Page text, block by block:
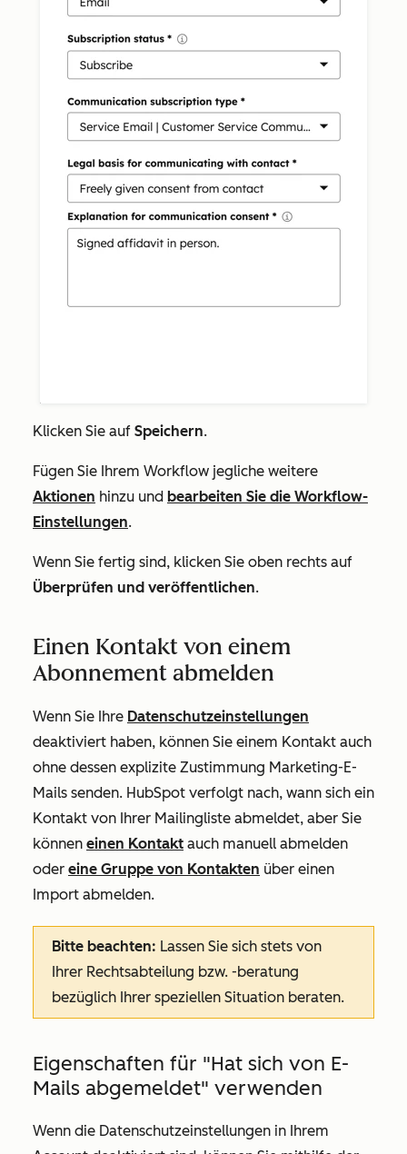
Klicken Sie auf Speichern.
Fügen Sie Ihrem Workflow jegliche weitere
Aktionen hinzu und bearbeiten Sie die Workflow-
Einstellungen.
Wenn Sie fertig sind, klicken Sie oben rechts auf
Überprüfen und veröffentlichen.
Einen Kontakt von einem
Abonnement abmelden
Wenn Sie Ihre Datenschutzeinstellungen
deaktiviert haben, können Sie einem Kontakt auch
ohne dessen explizite Zustimmung Marketing-E-
Mails senden. HubSpot verfolgt nach, wann sich ein
Kontakt von Ihrer Mailingliste abmeldet, aber Sie
können einen Kontakt auch manuell abmelden
oder eine Gruppe von Kontakten über einen
Import abmelden.
Bitte beachten: Lassen Sie sich stets von
Ihrer Rechtsabteilung bzw. -beratung
bezüglich Ihrer speziellen Situation beraten.
Eigenschaften für "Hat sich von E-
Mails abgemeldet" verwenden
Wenn die Datenschutzeinstellungen in Ihrem